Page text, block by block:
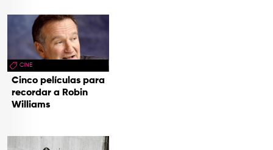
CINE
Cinco películas para
recordar a Robin
Williams